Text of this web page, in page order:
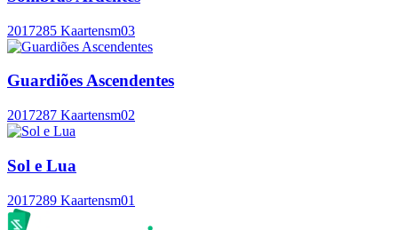
2017285 Kaartensm03
Guardiões Ascendentes
2017287 Kaartensm02
Sol e Lua
2017289 Kaartensm01